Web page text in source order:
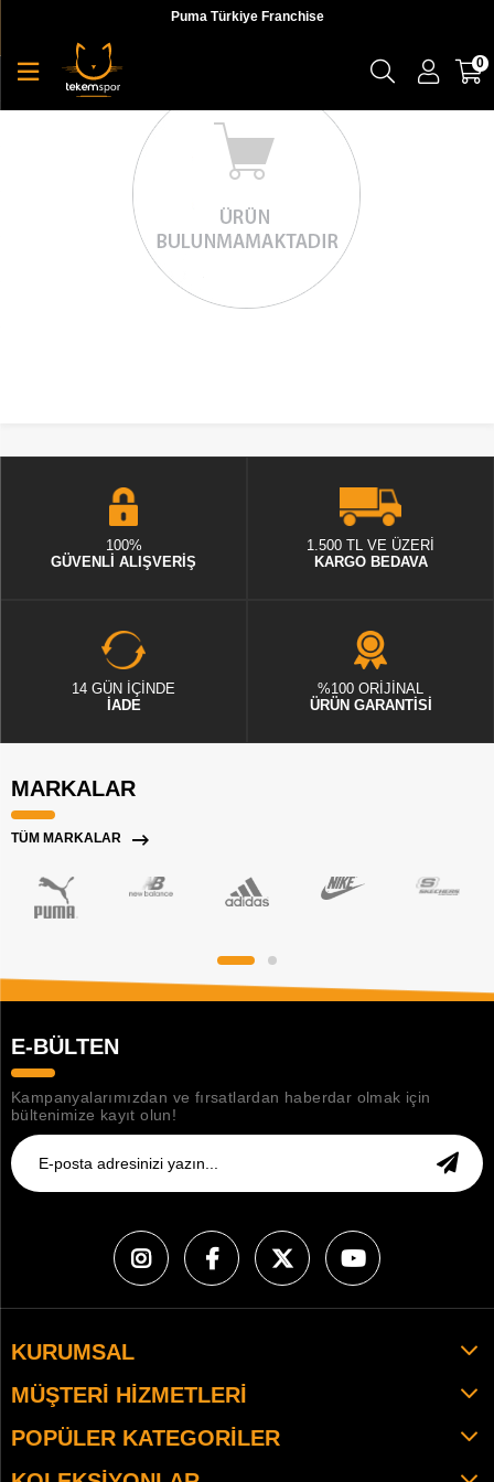
Puma Türkiye Franchise
0
100%
GÜVENLİ ALIŞVERİŞ
1.500 TL VE ÜZERİ
KARGO BEDAVA
14 GÜN İÇİNDE
İADE
%100 ORİJİNAL
ÜRÜN GARANTİSİ
MARKALAR
TÜM MARKALAR
E-BÜLTEN
Kampanyalarımızdan ve fırsatlardan haberdar olmak için
bültenimize kayıt olun!
KURUMSAL
MÜŞTERI HIZMETLERI
POPÜLER KATEGORILER